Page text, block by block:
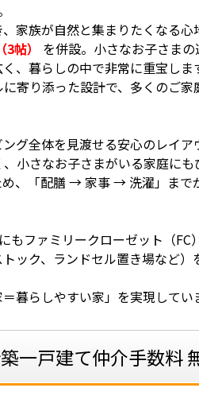
家族が自然と集まりたくなる心
帖）
を併設。小さなお子さまの
、暮らしの中で非常に重宝しま
寄り添った設計で、多くのご
グ全体を見渡せる安心のレイア
小さなお子さまがいる家庭にも
、「配膳 → 家事 → 洗濯」まで
ファミリークローゼット（FC
ック、ランドセル置き場など
暮らしやすい家」を実現してい
一戸建て仲介手数料